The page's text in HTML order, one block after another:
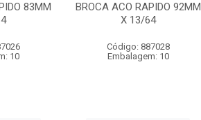
83MM
10
BROCA ACO RAPIDO 92MM
X 13/64
Código: 887028
Embalagem: 10